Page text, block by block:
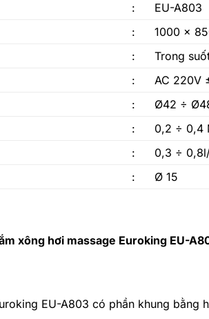
:
EU-A803
:
1000 x
:
Trong
:
AC 220V
:
Ø42 ÷
:
0,2 ÷ 0,4
:
0,3 ÷
: Ø 15
xông hơi massage Euroking EU-
EU-A803 có phần khung bằng